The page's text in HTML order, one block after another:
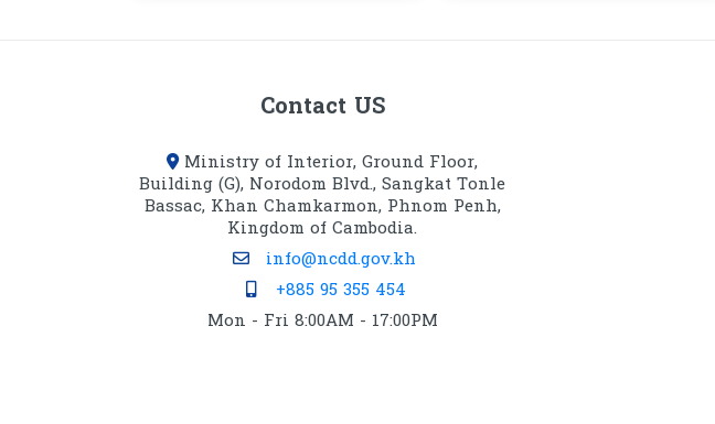
Contact US
Ministry of Interior, Ground Floor,
Building (G), Norodom Blvd., Sangkat Tonle
Bassac, Khan Chamkarmon, Phnom Penh,
Kingdom of Cambodia.
info@ncdd.gov.kh
+885 95 355 454
Mon - Fri 8:00AM - 17:00PM